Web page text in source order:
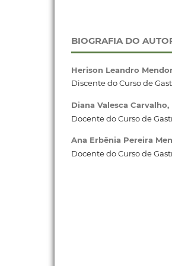
BIOGRAFIA DO
Herison Leandro
Discente do Curso de
Diana Valesca Carvalho,
Docente do Curso de
Ana Erbênia Pereira
Docente do Curso de